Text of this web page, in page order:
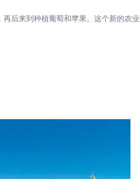
后来到种植葡萄和苹果。这个新的农